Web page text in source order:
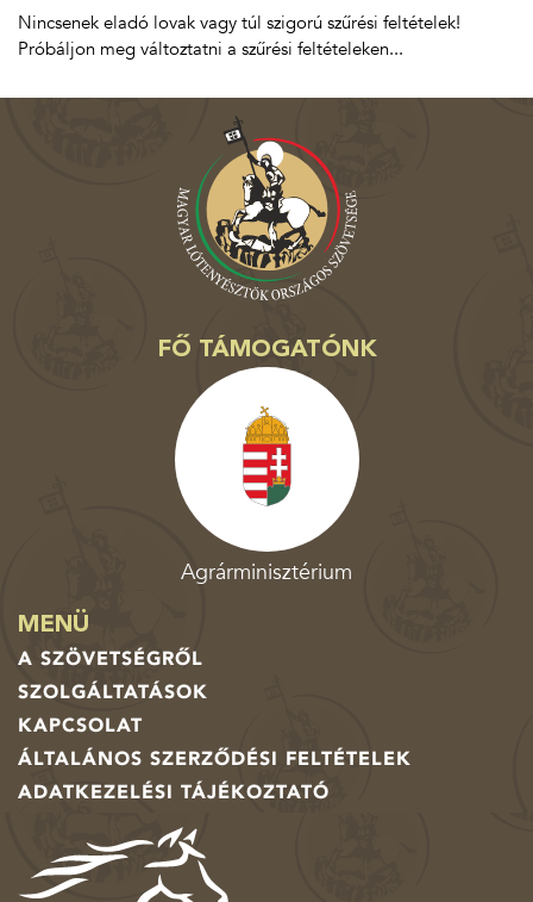
Nincsenek eladó lovak vagy túl szigorú szűrési feltételek!
Próbáljon meg változtatni a szűrési feltételeken...
FŐ TÁMOGATÓNK
Agrárminisztérium
MENÜ
A SZÖVETSÉGRŐL
SZOLGÁLTATÁSOK
KAPCSOLAT
ÁLTALÁNOS SZERZŐDÉSI FELTÉTELEK
ADATKEZELÉSI TÁJÉKOZTATÓ